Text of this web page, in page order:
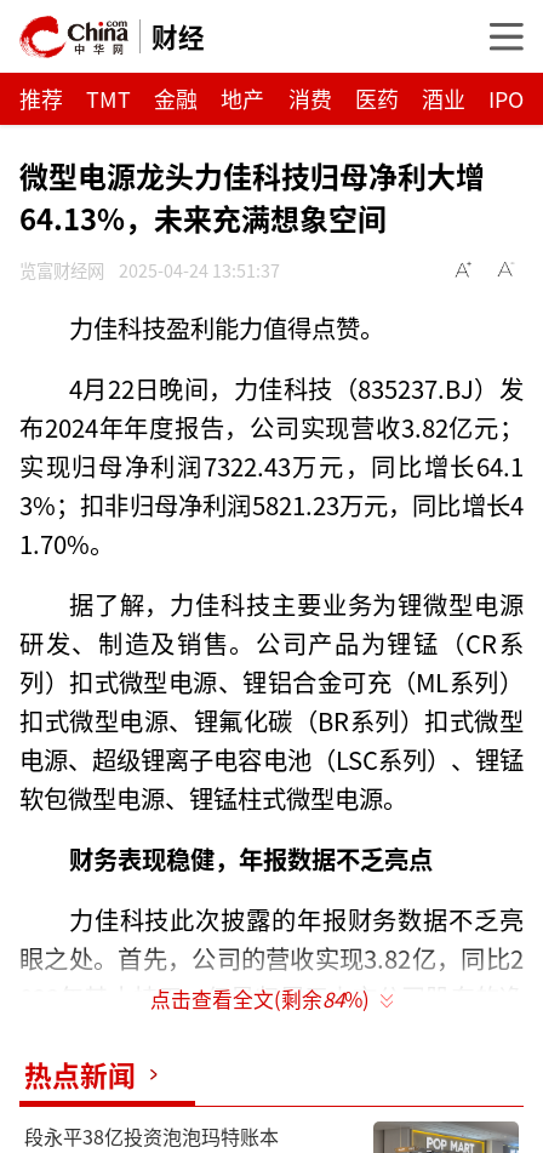
财经
推荐 TMT 金融 地产 消费 医药 酒业 IPO
微型电源龙头力佳科技归母净利大增
64.13%，未来充满想象空间
览富财经网 2025-04-24 13:51:37
力佳科技盈利能力值得点赞。
4月22日晚间，力佳科技（835237.BJ）发
布2024年年度报告，公司实现营收3.82亿元；
实现归母净利润7322.43万元，同比增长64.1
3%；扣非归母净利润5821.23万元，同比增长4
1.70%。
据了解，力佳科技主要业务为锂微型电源
研发、制造及销售。公司产品为锂锰（CR系
列）扣式微型电源、锂铝合金可充（ML系列）
扣式微型电源、锂氟化碳（BR系列）扣式微型
电源、超级锂离子电容电池（LSC系列）、锂锰
软包微型电源、锂锰柱式微型电源。
财务表现稳健，年报数据不乏亮点
力佳科技此次披露的年报财务数据不乏亮
眼之处。首先，公司的营收实现3.82亿，同比2
023年基本持平，但是归属于上市公司股东的净
3%，这一点凸显了公司在成本控制和盈利方面
表现比较优秀。
点击查看全文(剩余84%)
热点新闻
段永平38亿投资泡泡玛特账本